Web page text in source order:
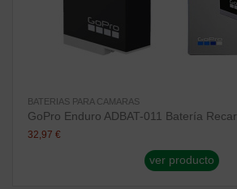
BATERIAS PARA CAMARAS
GoPro Enduro ADBAT-011 Batería
32,97 €
ver producto